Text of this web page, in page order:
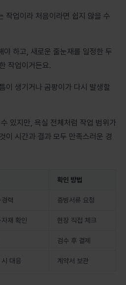
작업이라 처음이라면 쉽지 않을 수
야 하고, 새로운 줄눈재를 일정한 두
작업이거든요.
이 생기거나 곰팡이가 다시 발생할
있지만, 욕실 전체처럼 작업 범위가
이 시간과 결과 모두 만족스러운 경
확인 방법
경력 증빙서류 요청
자재 확인 현장 직접 체크
검수 후 결제
시 대응 계약서 보관